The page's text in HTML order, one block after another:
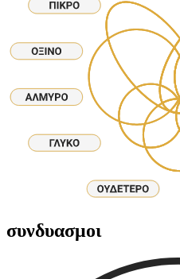
συνδυασμοι